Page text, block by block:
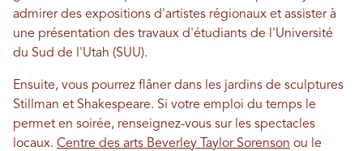
admirer des expositions d'artistes régionaux et assister à
une présentation des travaux d'étudiants de l'Université
du Sud de l'Utah (SUU).
Ensuite, vous pourrez flâner dans les jardins de sculptures
Stillman et Shakespeare. Si votre emploi du temps le
permet en soirée, renseignez-vous sur les spectacles
locaux. Centre des arts Beverley Taylor Sorenson ou le